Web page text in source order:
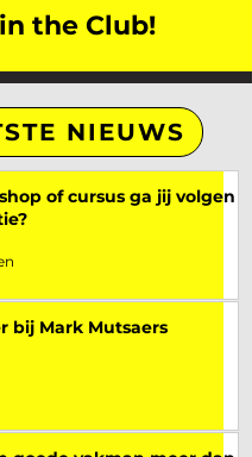
the Club!
NIEUWS
of cursus ga jij volgen
bij Mark Mutsaers